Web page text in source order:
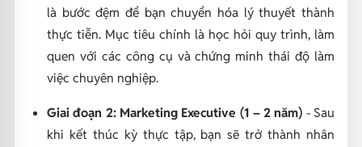
là bước đệm để bạn chuyển hóa lý thuyết thành
thực tiễn. Mục tiêu chính là học hỏi quy trình, làm
quen với các công cụ và chứng minh thái độ làm
việc chuyên nghiệp.
Giai đoạn 2: Marketing Executive (1 – 2 năm) - Sau
khi kết thúc kỳ thực tập, bạn sẽ trở thành nhân